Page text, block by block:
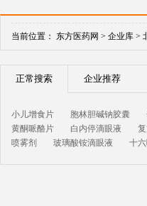
当前位置： 东方医药网 > 企业库 >
正常搜索 企业推荐
小儿增食片 胞林胆碱钠胶囊
黄酮哌酪片
白内停滴眼液
喷雾剂
玻璃酸铵滴眼液 十